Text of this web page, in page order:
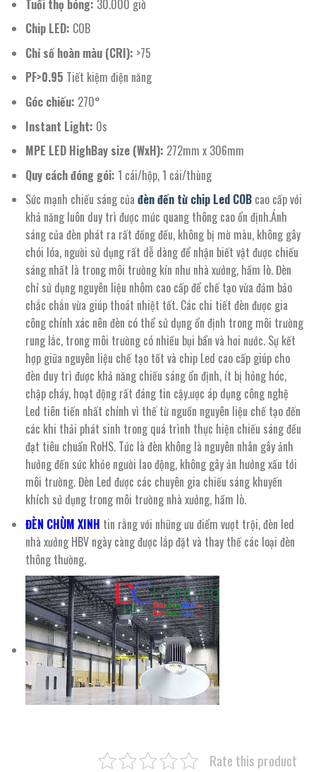
Tuổi thọ bóng: 30.000 giờ
Chip LED: COB
Chỉ số hoàn màu (CRI): >75
PF>0.95 Tiết kiệm điện năng
Góc chiếu: 270°
Instant Light: 0s
MPE LED HighBay size (WxH): 272mm x 306mm
Quy cách đóng gói: 1 cái/hộp, 1 cái/thùng
Sức mạnh chiếu sáng của đèn đến từ chip Led COB cao cấp với
khả năng luôn duy trì được mức quang thông cao ổn định.Ánh
sáng của đèn phát ra rất đồng đều, không bị mờ màu, không gây
chói lóa, người sử dụng rất dễ dàng để nhận biết vật được chiếu
sáng nhất là trong môi trường kín như nhà xưởng, hầm lò. Đèn
chỉ sử dụng nguyên liệu nhôm cao cấp để chế tạo vừa đảm bảo
chắc chắn vừa giúp thoát nhiệt tốt. Các chi tiết đèn được gia
công chính xác nên đèn có thể sử dụng ổn định trong môi trường
rung lắc, trong môi trường có nhiều bụi bẩn và hơi nước. Sự kết
hợp giữa nguyên liệu chế tạo tốt và chip Led cao cấp giúp cho
đèn duy trì được khả năng chiếu sáng ổn định, ít bị hỏng hóc,
chập cháy, hoạt động rất đáng tin cậy.ược áp dụng công nghệ
Led tiên tiến nhất chính vì thế từ nguồn nguyên liệu chế tạo đến
các khi thải phát sinh trong quá trình thực hiện chiếu sáng đều
đạt tiêu chuẩn RoHS. Tức là đèn không là nguyên nhân gây ảnh
hưởng đến sức khỏe người lao động, không gây ản hưởng xấu tới
môi trường. Đèn Led được các chuyên gia chiếu sáng khuyến
khích sử dụng trong môi trường nhà xưởng, hầm lò.
ĐÈN CHÙM XINH tin rằng với những ưu điểm vượt trội, đèn led
nhà xưởng HBV ngày càng được lắp đặt và thay thế các loại đèn
thông thường.
Rate this product